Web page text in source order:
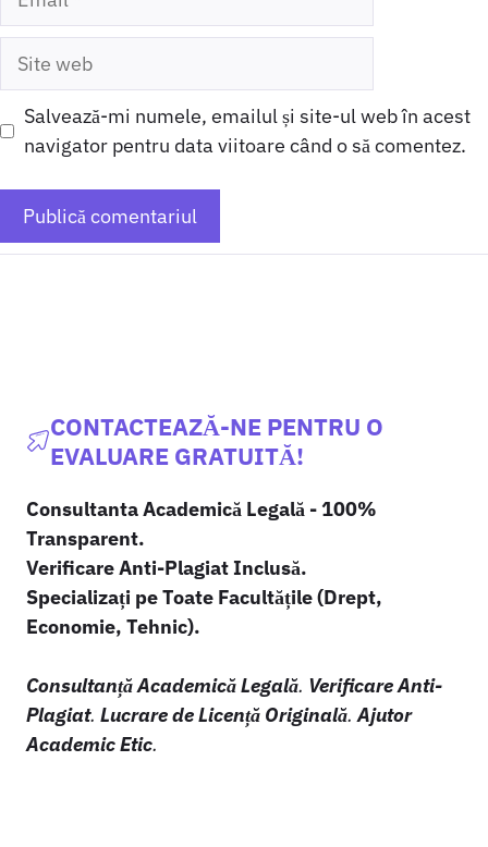
Site
Salvează-mi numele, emailul și site-ul web în acest
navigator pentru data viitoare când o să comentez.
CONTACTEAZĂ-NE PENTRU O
EVALUARE GRATUITĂ!
Consultanta Academică Legală - 100%
Transparent.
Verificare Anti-Plagiat Inclusă.
Specializați pe Toate Facultățile (Drept,
Economie, Tehnic).
Consultanță Academică Legală. Verificare Anti-
Plagiat. Lucrare de Licență Originală.Ajutor
Academic Etic.